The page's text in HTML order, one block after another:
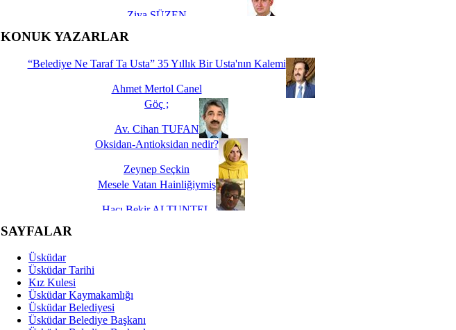
Ziya SÜZEN
İşte Biz buyuz...
KONUK YAZARLAR
“Belediye Ne Taraf Ta Usta” 35 Yıllık Bir Usta'nın Kalemi
Ahmet Mertol Canel
Göç ;
Av. Cihan TUFAN
Oksidan-Antioksidan nedir?
Zeynep Seçkin
Mesele Vatan Hainliğiymiş
Hacı Bekir ALTUNTEL
Dünya Fani, Ama Kısa Bir Süre De Olsa Burdayız
Savaş ŞENEL
Hukukun Adaleti Kalmadı Üstadım!
SAYFALAR
Üsküdar
Üsküdar Tarihi
Kız Kulesi
Üsküdar Kaymakamlığı
Üsküdar Belediyesi
Üsküdar Belediye Başkanı